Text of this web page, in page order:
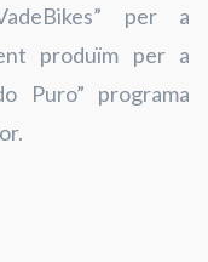
per a
produïm per a
Puro” programa